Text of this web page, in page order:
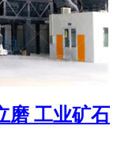
磨 工业矿石